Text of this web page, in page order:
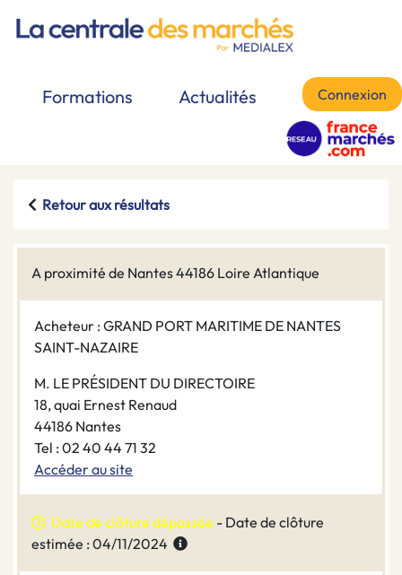
Formations Actualités Connexion
Retour aux résultats
A proximité de Nantes 44186 Loire Atlantique
Acheteur : GRAND PORT MARITIME DE NANTES
SAINT-NAZAIRE
M. LE PRÉSIDENT DU DIRECTOIRE
18, quai Ernest Renaud
44186 Nantes
Tel : 02 40 44 71 32
Accéder au site
Date de clôture dépassée - Date de clôture
estimée : 04/11/2024